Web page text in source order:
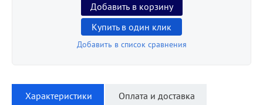
Добавить в корзину
Купить в один клик
Добавить в список сравнения
Характеристики Оплата и доставка